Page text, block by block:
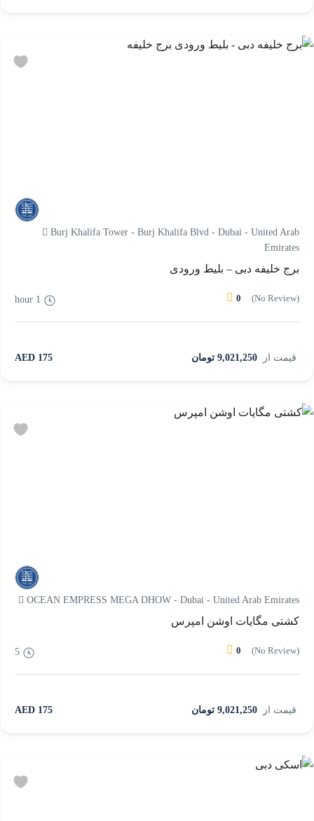
Burj Khalifa Tower - Burj Khalifa Blvd - Dubai - United Arab
Emirates
برج خلیفه دبی – بلیط ورودی
0 (No Review)
قیمت از 9,021,250 تومان 175 AED
1 hour
OCEAN EMPRESS MEGA DHOW - Dubai - United Arab Emirates
کشتی مگایات اوشن امپرس
0 (No Review)
قیمت از 9,021,250 تومان 175 AED
5